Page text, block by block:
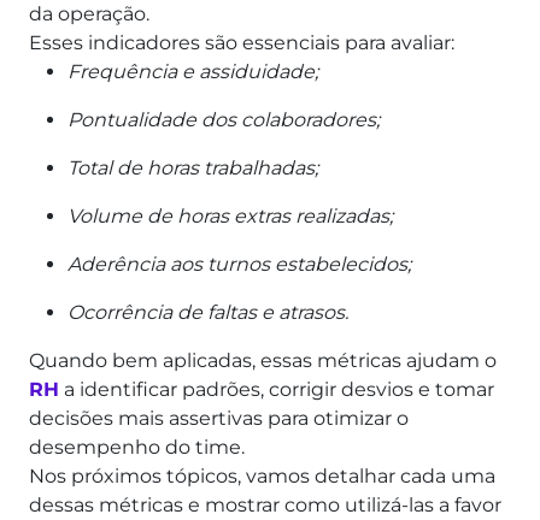
da operação.
Esses indicadores são essenciais para avaliar:
Frequência e assiduidade;
Pontualidade dos colaboradores;
Total de horas trabalhadas;
Volume de horas extras realizadas;
Aderência aos turnos estabelecidos;
Ocorrência de faltas e atrasos.
Quando bem aplicadas, essas métricas ajudam o
RH a identificar padrões, corrigir desvios e tomar
decisões mais assertivas para otimizar o
desempenho do time.
Nos próximos tópicos, vamos detalhar cada uma
dessas métricas e mostrar como utilizá-las a favor